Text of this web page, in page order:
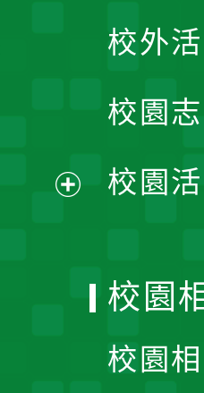
單
校外
校園
校園
校園
校園